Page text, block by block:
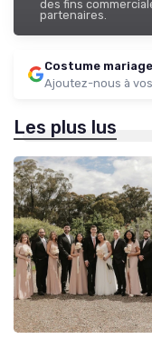
des fins
partenaires.
Costume
Ajoutez-nous à
Les plus lus